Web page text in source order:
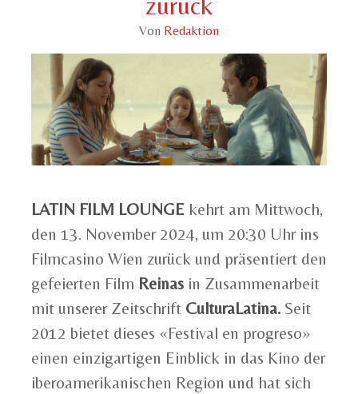
Von Redaktion
LATIN FILM LOUNGE kehrt am Mittwoch,
den 13. November 2024, um 20:30 Uhr ins
Filmcasino Wien zurück und präsentiert den
gefeierten Film Reinas in Zusammenarbeit
mit unserer Zeitschrift CulturaLatina. Seit
2012 bietet dieses «Festival en progreso»
einen einzigartigen Einblick in das Kino der
iberoamerikanischen Region und hat sich